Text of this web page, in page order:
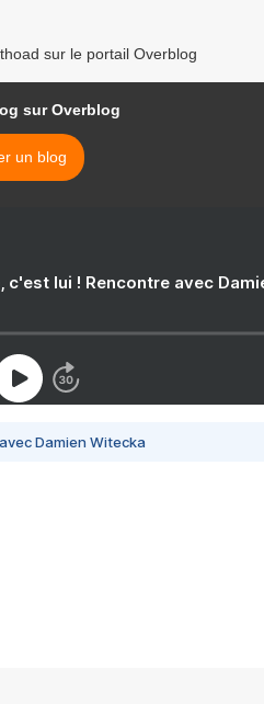
sur le portail Overblog
sur Overblog
un blog
lui ! Rencontre avec
Damien Witecka